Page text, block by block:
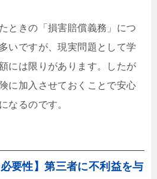
ときの「損害賠償義務」につ
いですが、現実問題として学
には限りがあります。したが
に加入させておくことで安心
なるのです。
要性】第三者に不利益を与